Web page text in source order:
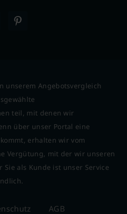
unserem Angebotsvergleich
teil, mit denen wir
über unser Portal eine
erhalten wir vom
Vergütung, mit der wir unseren
Sie als Kunde ist unser Service
AGB